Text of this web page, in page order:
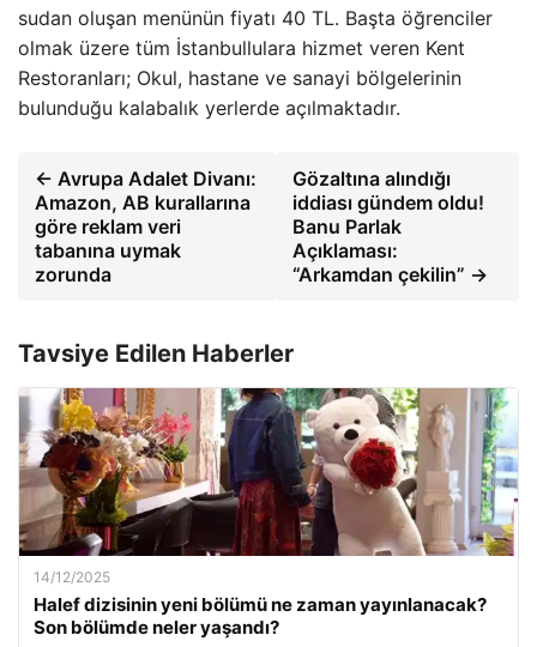
sudan oluşan menünün fiyatı 40 TL. Başta öğrenciler
olmak üzere tüm İstanbullulara hizmet veren Kent
Restoranları; Okul, hastane ve sanayi bölgelerinin
bulunduğu kalabalık yerlerde açılmaktadır.
← Avrupa Adalet Divanı:
Amazon, AB kurallarına
göre reklam veri
tabanına uymak
zorunda
Gözaltına alındığı
iddiası gündem oldu!
Banu Parlak
Açıklaması:
“Arkamdan çekilin” →
Tavsiye Edilen Haberler
14/12/2025
Halef dizisinin yeni bölümü ne zaman yayınlanacak?
Son bölümde neler yaşandı?